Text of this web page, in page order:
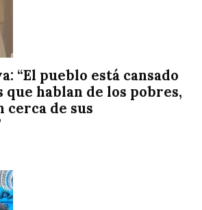
“El pueblo está cansado
hablan de los pobres,
cerca de sus